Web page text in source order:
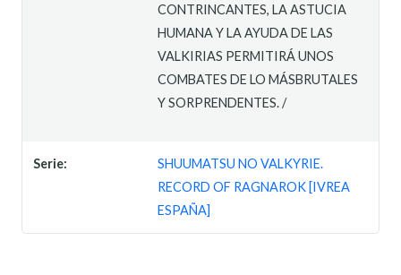
CONTRINCANTES, LA ASTUCIA
HUMANA Y LA AYUDA DE LAS
VALKIRIAS PERMITIRÁ UNOS
COMBATES DE LO MÁSBRUTALES
Y SORPRENDENTES. /
Serie:
SHUUMATSU NO VALKYRIE.
RECORD OF RAGNAROK [IVREA
ESPAÑA]